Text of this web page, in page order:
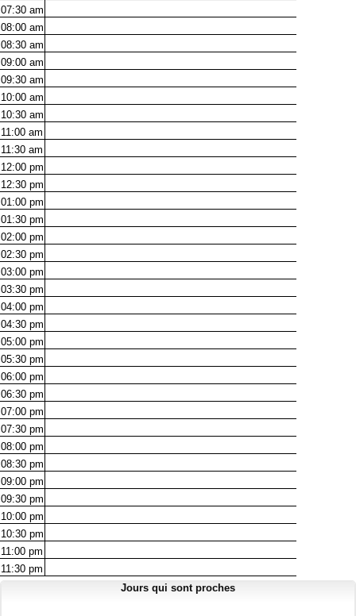
07:30 am
08:00 am
08:30 am
09:00 am
09:30 am
10:00 am
10:30 am
11:00 am
11:30 am
12:00 pm
12:30 pm
01:00 pm
01:30 pm
02:00 pm
02:30 pm
03:00 pm
03:30 pm
04:00 pm
04:30 pm
05:00 pm
05:30 pm
06:00 pm
06:30 pm
07:00 pm
07:30 pm
08:00 pm
08:30 pm
09:00 pm
09:30 pm
10:00 pm
10:30 pm
11:00 pm
11:30 pm
Jours qui sont proches